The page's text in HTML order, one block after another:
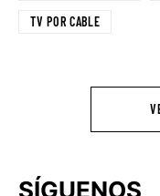
TV POR CABLE
SÍGUENOS